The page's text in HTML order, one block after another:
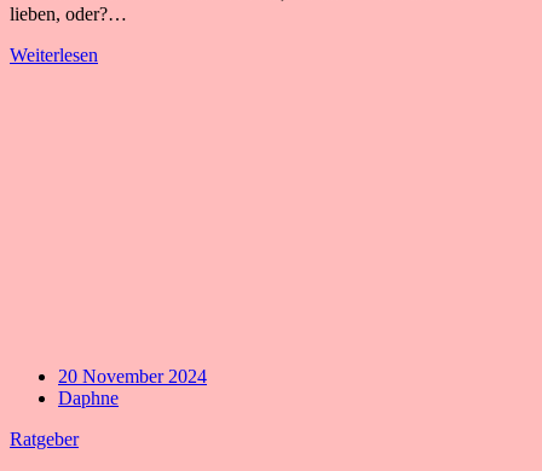
lieben, oder?…
Weiterlesen
20 November 2024
Daphne
Ratgeber